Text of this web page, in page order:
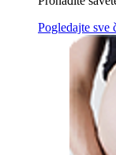
Pogledajte sve